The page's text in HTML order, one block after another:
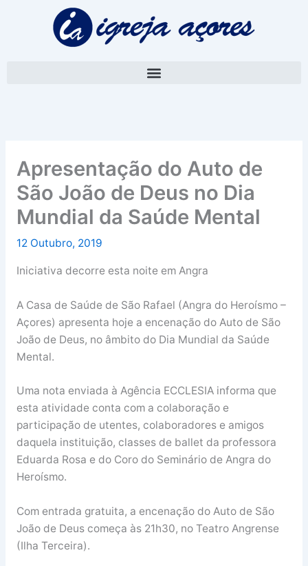
Apresentação do Auto de
São João de Deus no Dia
Mundial da Saúde Mental
12 Outubro, 2019
Iniciativa decorre esta noite em Angra
A Casa de Saúde de São Rafael (Angra do Heroísmo –
Açores) apresenta hoje a encenação do Auto de São
João de Deus, no âmbito do Dia Mundial da Saúde
Mental.
Uma nota enviada à Agência ECCLESIA informa que
esta atividade conta com a colaboração e
participação de utentes, colaboradores e amigos
daquela instituição, classes de ballet da professora
Eduarda Rosa e do Coro do Seminário de Angra do
Heroísmo.
Com entrada gratuita, a encenação do Auto de São
João de Deus começa às 21h30, no Teatro Angrense
(Ilha Terceira).